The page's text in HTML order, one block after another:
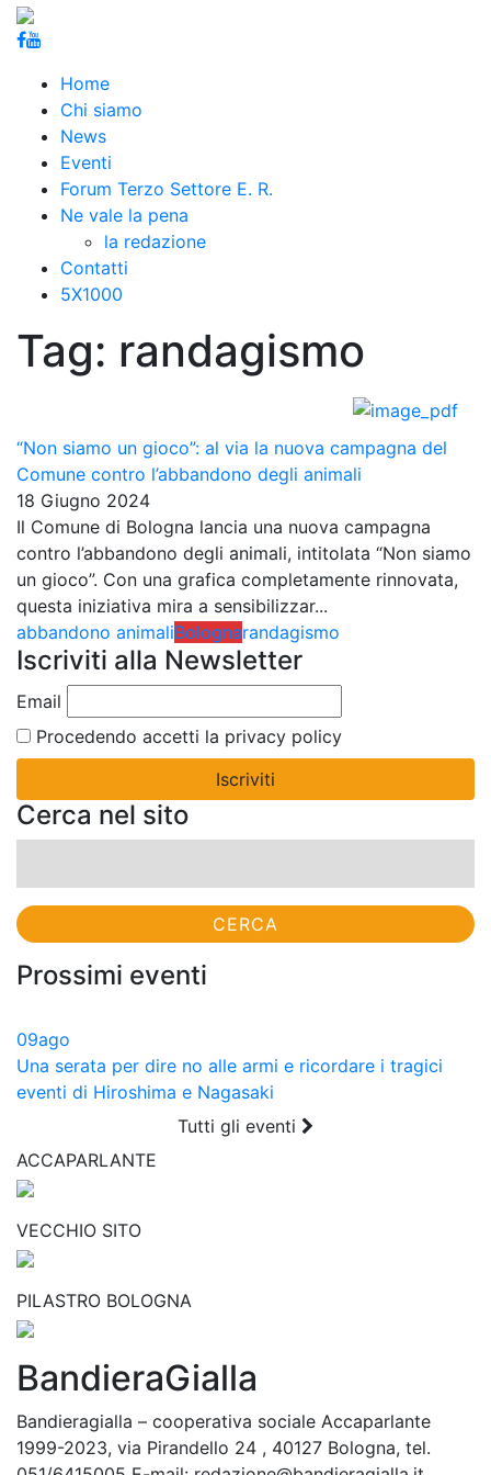
Home
Chi siamo
News
Eventi
Forum Terzo Settore E. R.
Ne vale la pena
la redazione
Contatti
5X1000
Tag: randagismo
“Non siamo un gioco”: al via la nuova campagna del
Comune contro l’abbandono degli animali
18 Giugno 2024
Il Comune di Bologna lancia una nuova campagna
contro l’abbandono degli animali, intitolata “Non siamo
un gioco”. Con una grafica completamente rinnovata,
questa iniziativa mira a sensibilizzar...
abbandono animaliBolognarandagismo
Iscriviti alla Newsletter
Email
Procedendo accetti la privacy policy
Cerca nel sito
Prossimi eventi
09ago
Una serata per dire no alle armi e ricordare i tragici
eventi di Hiroshima e Nagasaki
Tutti gli eventi
ACCAPARLANTE
VECCHIO SITO
PILASTRO BOLOGNA
BandieraGialla
Bandieragialla – cooperativa sociale Accaparlante
1999-2023, via Pirandello 24 , 40127 Bologna, tel.